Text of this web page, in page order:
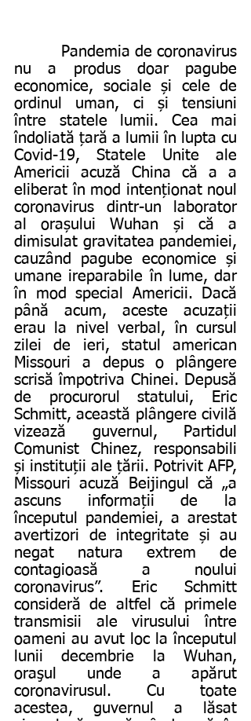
nu a produs doar pagube
economice, sociale și cele de
ordinul uman, ci și tensiuni
între statele lumii. Cea mai
îndoliată țară a lumii în lupta cu
Covid-19, Statele Unite ale
Americii acuză China că a a
eliberat în mod intenționat noul
coronavirus dintr-un laborator
al orașului Wuhan și că a
dimisulat gravitatea pandemiei,
cauzând pagube economice și
umane ireparabile în lume, dar
în mod special Americii. Dacă
până acum, aceste acuzații
erau la nivel verbal, în cursul
zilei de ieri, statul american
Missouri a depus o plângere
scrisă împotriva Chinei. Depusă
de procurorul statului, Eric
Schmitt, această plângere civilă
vizează guvernul, Partidul
Comunist Chinez, responsabili
și instituții ale țării. Potrivit AFP,
Missouri acuză Beijingul că „a
ascuns informații de la
începutul pandemiei, a arestat
avertizori de integritate și au
negat natura extrem de
contagioasă a noului
coronavirus”. Eric Schmitt
consideră de altfel că primele
transmisii ale virusului între
oameni au avut loc la începutul
lunii decembrie la Wuhan,
oraşul unde a apărut
coronavirusul. Cu toate
acestea, guvernul a lăsat